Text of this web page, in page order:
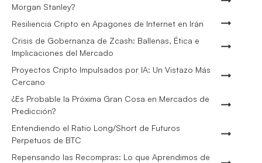
Morgan Stanley?
Resiliencia Cripto en Apagones de Internet en Irán
Crisis de Gobernanza de Zcash: Ballenas, Ética e
Implicaciones del Mercado
Proyectos Cripto Impulsados por IA: Un Vistazo Más
Cercano
¿Es Probable la Próxima Gran Cosa en Mercados de
Predicción?
Entendiendo el Ratio Long/Short de Futuros
Perpetuos de BTC
Repensando las Recompras: Lo que Aprendimos de